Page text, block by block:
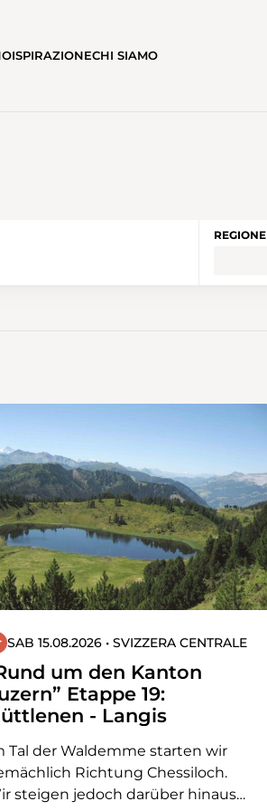
ISPIRAZIONECHI SIAMO
REGIONE
SAB 15.08.2026 • SVIZZERA CENTRALE
um den Kanton
Etappe 19:
- Langis
Tal der Waldemme starten wir
Richtung Chessiloch.
steigen jedoch darüber hinaus